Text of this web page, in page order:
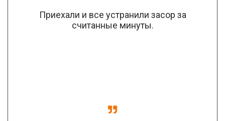
Приехали и все устранили засор за
считанные минуты.